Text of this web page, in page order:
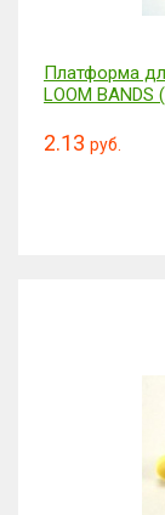
Платформа
LOOM BANDS
2.13 руб.